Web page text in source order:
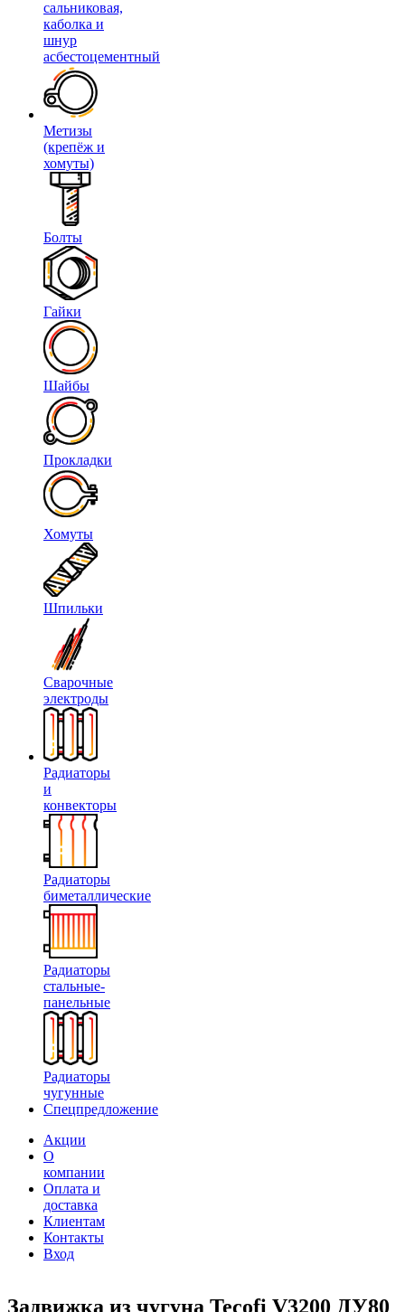
сальниковая,
каболка и
шнур
асбестоцементный
Метизы
(крепёж и
хомуты)
Болты
Гайки
Шайбы
Прокладки
Хомуты
Шпильки
Сварочные
электроды
Радиаторы
и
конвекторы
Радиаторы
биметаллические
Радиаторы
стальные-
панельные
Радиаторы
чугунные
Спецпредложение
Акции
О
компании
Оплата и
доставка
Клиентам
Контакты
Вход
Задвижка из чугуна Tecofi V3200 ДУ80